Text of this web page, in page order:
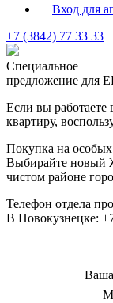
Вход для
+7 (3842) 77 33 33
Специальное
предложение для
Если вы
квартиру,
Покупка на
Выбирайте новый
чистом районе
Телефон отдела
В Новокузнецке:
Ваша